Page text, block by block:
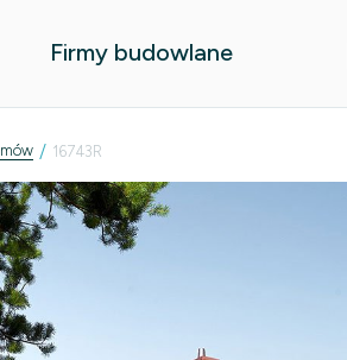
Firmy budowlane
/ 16743R